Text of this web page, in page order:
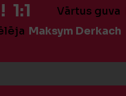
1:1 Vārtus guva
Maksym Derkach